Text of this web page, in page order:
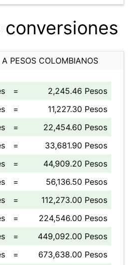
conversiones
PESOS COLOMBIANOS
=
2,245.46 Pesos
=
11,227.30 Pesos
=
22,454.60 Pesos
=
33,681.90 Pesos
=
44,909.20 Pesos
=
56,136.50 Pesos
=
112,273.00 Pesos
=
224,546.00 Pesos
=
449,092.00 Pesos
=
673,638.00 Pesos